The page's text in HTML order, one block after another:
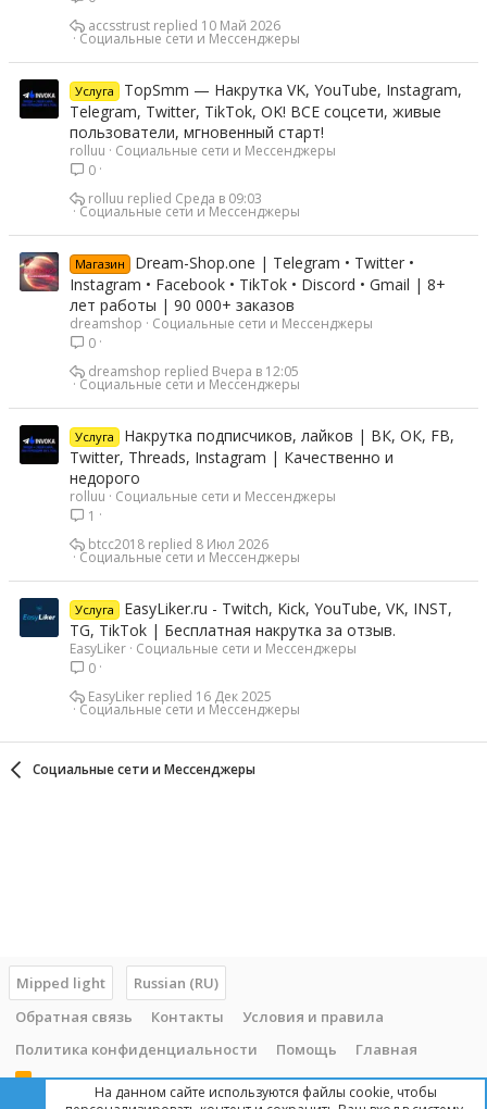
Социальные сети и Мессенджеры
10 Май 2026
accsstrust
Услуга
TopSmm — Накрутка VK, YouTube, Instagram,
Telegram, Twitter, TikTok, OK! ВСЕ соцсети, живые
пользователи, мгновенный старт!
rolluu
Социальные сети и Мессенджеры
0
Социальные сети и Мессенджеры
Среда в 09:03
rolluu
Магазин
Dream-Shop.one | Telegram • Twitter •
Instagram • Facebook • TikTok • Discord • Gmail | 8+
лет работы | 90 000+ заказов
dreamshop
Социальные сети и Мессенджеры
0
Социальные сети и Мессенджеры
Вчера в 12:05
dreamshop
Услуга
Накрутка подписчиков, лайков | ВК, ОК, FB,
Twitter, Threads, Instagram | Качественно и
недорого
rolluu
Социальные сети и Мессенджеры
1
Социальные сети и Мессенджеры
8 Июл 2026
btcc2018
Услуга
EasyLiker.ru - Twitch, Kick, YouTube, VK, INST,
TG, TikTok | Бесплатная накрутка за отзыв.
EasyLiker Социальные сети и Мессенджеры
0
Социальные сети и Мессенджеры
16 Дек 2025
EasyLiker
Социальные сети и Мессенджеры
Mipped light
Russian (RU)
Обратная связь
Контакты
Условия и правила
Политика конфиденциальности
Помощь Главная
R
На данном сайте используются файлы cookie, чтобы